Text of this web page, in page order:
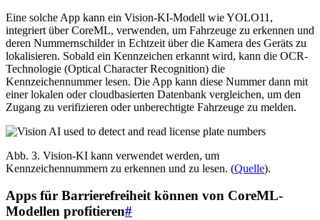
Eine solche App kann ein Vision-KI-Modell wie YOLO11,
integriert über CoreML, verwenden, um Fahrzeuge zu erkennen und
deren Nummernschilder in Echtzeit über die Kamera des Geräts zu
lokalisieren. Sobald ein Kennzeichen erkannt wird, kann die OCR-
Technologie (Optical Character Recognition) die
Kennzeichennummer lesen. Die App kann diese Nummer dann mit
einer lokalen oder cloudbasierten Datenbank vergleichen, um den
Zugang zu verifizieren oder unberechtigte Fahrzeuge zu melden.
Abb. 3. Vision-KI kann verwendet werden, um
Kennzeichennummern zu erkennen und zu lesen. (Quelle).
Apps für Barrierefreiheit können von CoreML-
Modellen profitieren#